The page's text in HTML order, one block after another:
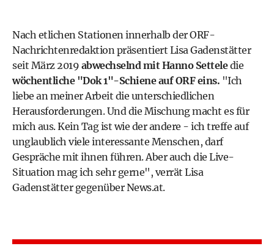
Nach etlichen Stationen innerhalb der ORF-
Nachrichtenredaktion präsentiert Lisa Gadenstätter
seit März 2019 abwechselnd mit Hanno Setteledie
wöchentliche "Dok 1"-Schiene auf ORF eins. "Ich
liebe an meiner Arbeit die unterschiedlichen
Herausforderungen. Und die Mischung macht es für
mich aus. Kein Tag ist wie der andere - ich treffe auf
unglaublich viele interessante Menschen, darf
Gespräche mit ihnen führen. Aber auch die Live-
Situation mag ich sehr gerne", verrät Lisa
Gadenstätter gegenüber News.at.